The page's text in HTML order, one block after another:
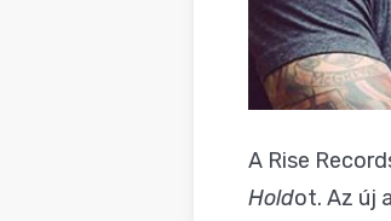
A Rise
Holdot. Az új